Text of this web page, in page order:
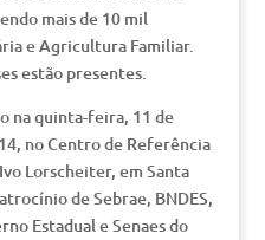
mais de 10 mil
e Agricultura Familiar.
estão presentes.
na quinta-feira, 11 de
no Centro de Referência
Lorscheiter, em Santa
de Sebrae, BNDES,
Estadual e Senaes do